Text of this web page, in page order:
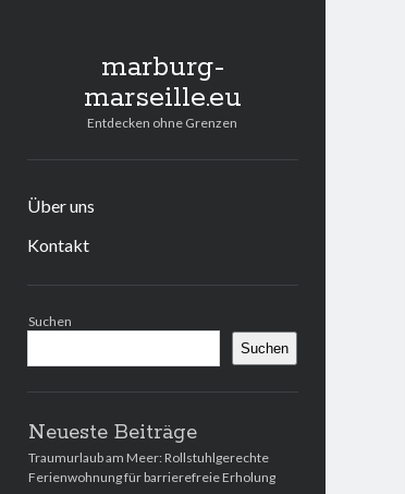
marburg-
marseille.eu
Entdecken ohne Grenzen
Über uns
Kontakt
Suchen
Suchen
Neueste Beiträge
Traumurlaub am Meer: Rollstuhlgerechte
Ferienwohnung für barrierefreie Erholung